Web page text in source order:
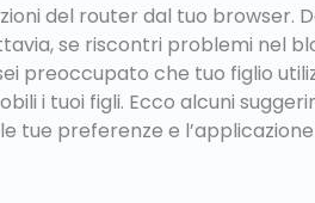
del router dal tuo browser.
se riscontri problemi nel
preoccupato che tuo figlio
i tuoi figli. Ecco alcuni
tue preferenze e